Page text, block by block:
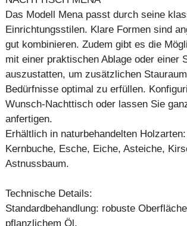
Das Modell Mena passt durch seine
Einrichtungsstilen. Klare Formen sind
gut kombinieren. Zudem gibt es die
mit einer praktischen Ablage oder einer
auszustatten, um zusätzlichen
Bedürfnisse optimal zu erfüllen.
Wunsch-Nachttisch oder lassen Sie
anfertigen.
Erhältlich in naturbehandelten
Kernbuche, Esche, Eiche, Asteiche,
Astnussbaum.
Technische Details:
Standardbehandlung: robuste
pflanzlichem Öl.